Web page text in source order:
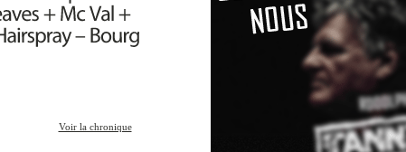
Voir la chronique